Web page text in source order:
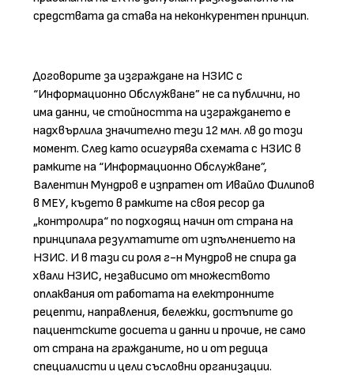
средствата да става на неконкурентен принцип.
Договорите за изграждане на НЗИС с
“Информационно Обслужване” не са публични, но
има данни, че стойността на изграждането е
надхвърлила значително тези 12 млн. лв до този
момент. След като осигурява схемата с НЗИС в
рамките на “Информационно Обслужване”,
Валентин Мундров е изпратен от Ивайло Филипов
в МЕУ, където в рамките на своя ресор да
„контролира“ по подходящ начин от страна на
принципала резултатите от изпълнението на
НЗИС. И в тази си роля г-н Мундров не спира да
хвали НЗИС, независимо от множеството
оплаквания от работата на електронните
рецепти, направления, бележки, достъпите до
пациентските досиета и данни и прочие, не само
от страна на гражданите, но и от редица
специалисти и цели съсловни организации.